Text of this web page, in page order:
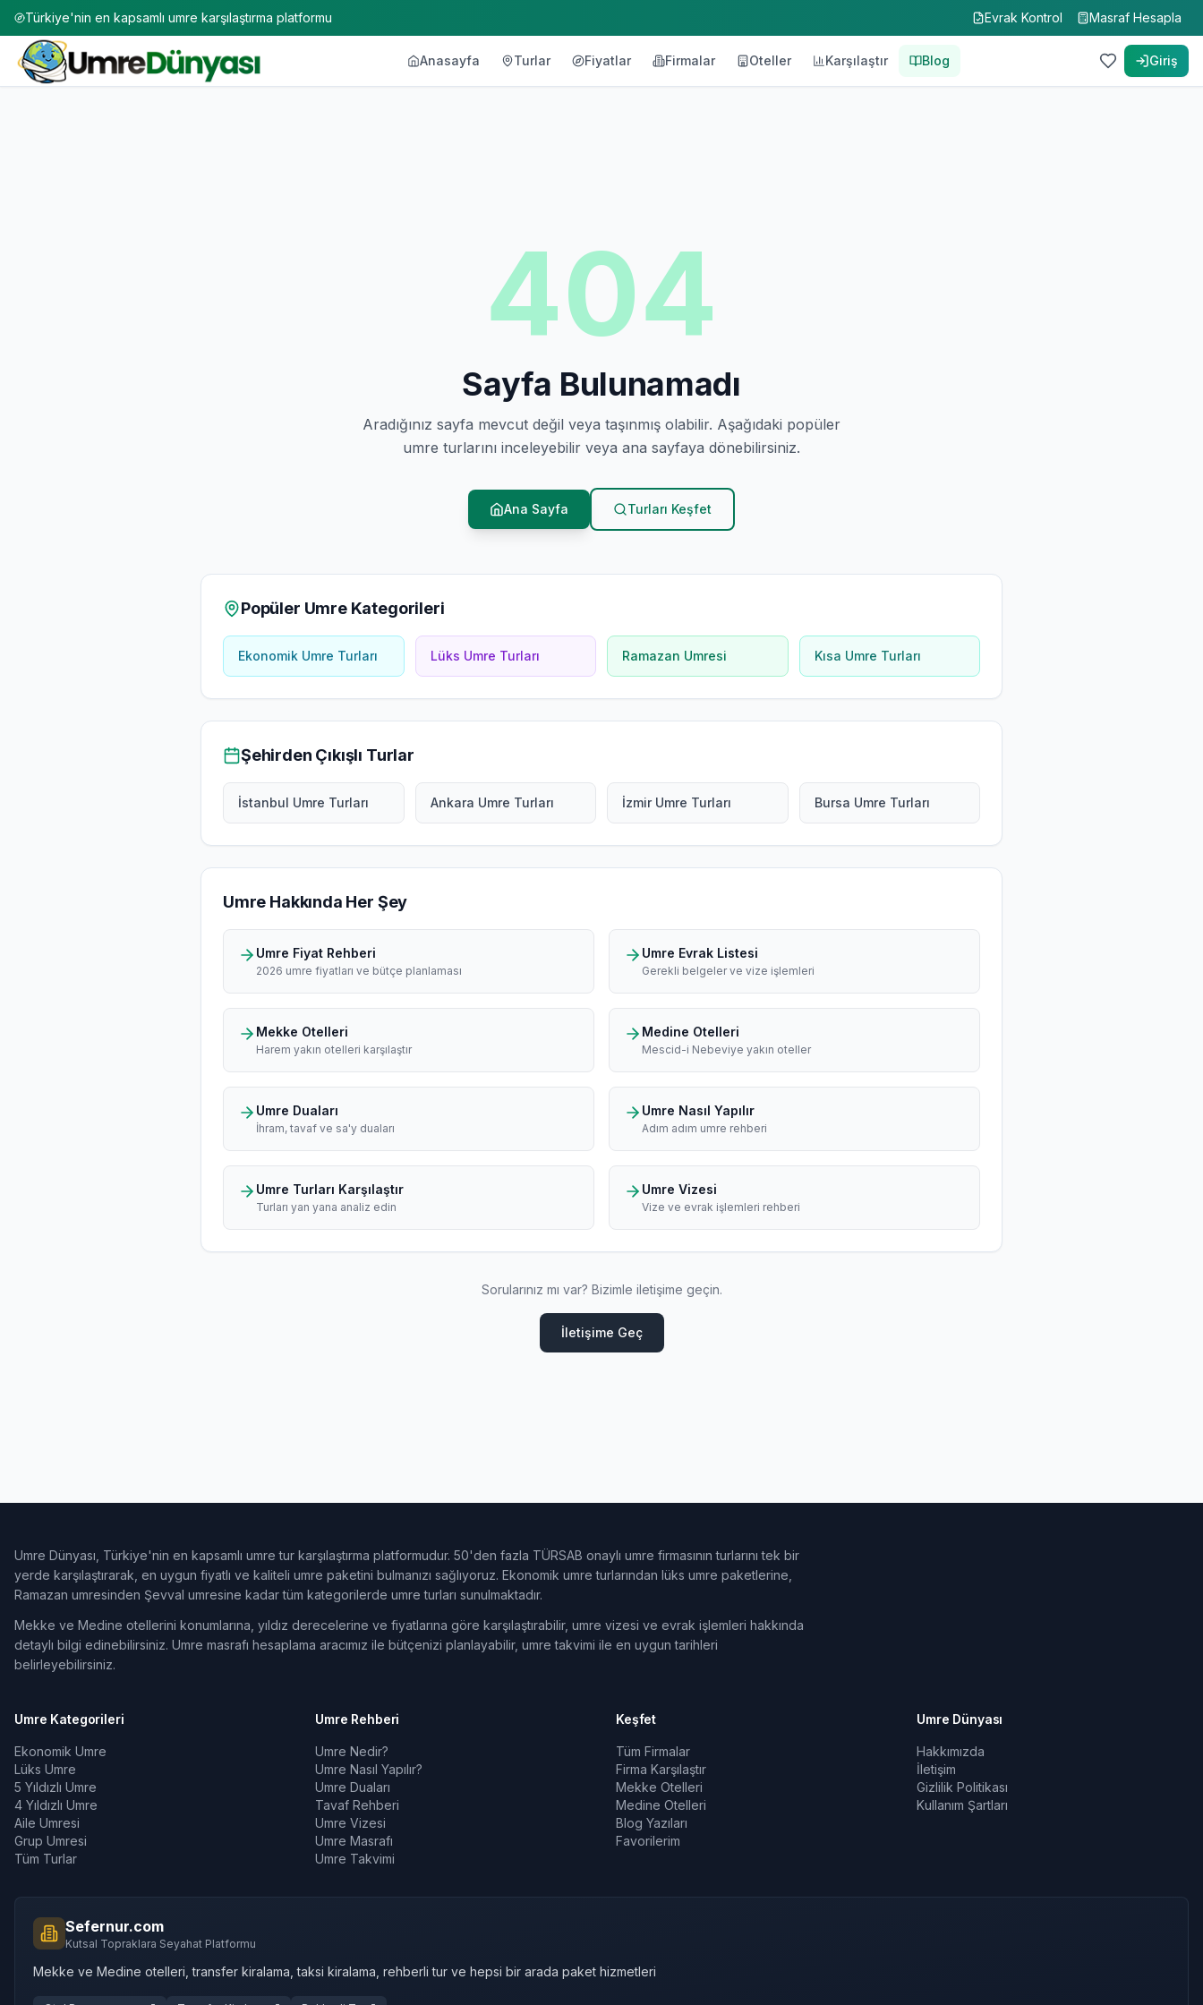
Türkiye'nin en kapsamlı umre karşılaştırma platformu Evrak Kontrol Masraf Hesapla
Anasayfa Turlar Fiyatlar Firmalar Oteller Karşılaştır Blog Giriş
404
Sayfa Bulunamadı
Aradığınız sayfa mevcut değil veya taşınmış olabilir. Aşağıdaki popüler
umre turlarını inceleyebilir veya ana sayfaya dönebilirsiniz.
Ana Sayfa Turları Keşfet
Popüler Umre Kategorileri
Ekonomik Umre Turları Lüks Umre Turları Ramazan Umresi Kısa Umre Turları
Şehirden Çıkışlı Turlar
İstanbul Umre Turları Ankara Umre Turları İzmir Umre Turları Bursa Umre Turları
Umre Hakkında Her Şey
Umre Fiyat Rehberi
2026 umre fiyatları ve bütçe planlaması
Umre Evrak Listesi
Gerekli belgeler ve vize işlemleri
Mekke Otelleri
Harem yakın otelleri karşılaştır
Medine Otelleri
Mescid-i Nebeviye yakın oteller
Umre Duaları
İhram, tavaf ve sa'y duaları
Umre Nasıl Yapılır
Adım adım umre rehberi
Umre Turları Karşılaştır
Turları yan yana analiz edin
Umre Vizesi
Vize ve evrak işlemleri rehberi
Sorularınız mı var? Bizimle iletişime geçin.
İletişime Geç
Umre Dünyası, Türkiye'nin en kapsamlı umre tur karşılaştırma platformudur. 50'den fazla TÜRSAB onaylı umre firmasının turlarını tek bir
yerde karşılaştırarak, en uygun fiyatlı ve kaliteli umre paketini bulmanızı sağlıyoruz. Ekonomik umre turlarından lüks umre paketlerine,
Ramazan umresinden Şevval umresine kadar tüm kategorilerde umre turları sunulmaktadır.
Mekke ve Medine otellerini konumlarına, yıldız derecelerine ve fiyatlarına göre karşılaştırabilir, umre vizesi ve evrak işlemleri hakkında
detaylı bilgi edinebilirsiniz. Umre masrafı hesaplama aracımız ile bütçenizi planlayabilir, umre takvimi ile en uygun tarihleri
belirleyebilirsiniz.
Umre Kategorileri
Ekonomik Umre
Lüks Umre
5 Yıldızlı Umre
4 Yıldızlı Umre
Aile Umresi
Grup Umresi
Tüm Turlar
Umre Rehberi
Umre Nedir?
Umre Nasıl Yapılır?
Umre Duaları
Tavaf Rehberi
Umre Vizesi
Umre Masrafı
Umre Takvimi
Keşfet
Tüm Firmalar
Firma Karşılaştır
Mekke Otelleri
Medine Otelleri
Blog Yazıları
Favorilerim
Umre Dünyası
Hakkımızda
İletişim
Gizlilik Politikası
Kullanım Şartları
Sefernur.com
Kutsal Topraklara Seyahat Platformu
Mekke ve Medine otelleri, transfer kiralama, taksi kiralama, rehberli tur ve hepsi bir arada paket hizmetleri